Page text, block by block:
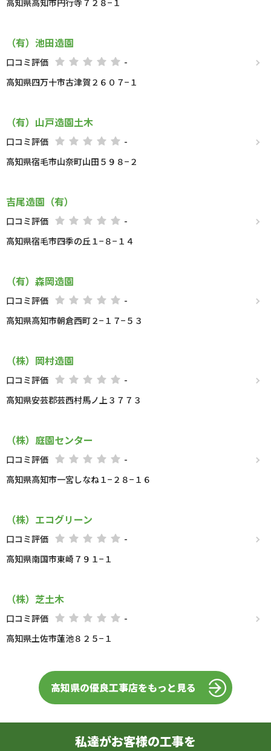
高知県高知市円行寺７２８−１
（有）池田造園
口コミ評価
-
高知県四万十市古津賀２６０７−１
（有）山戸造園土木
口コミ評価
-
高知県宿毛市山奈町山田５９８−２
吉尾造園（有）
口コミ評価
-
高知県宿毛市四季の丘１−８−１４
（有）森岡造園
口コミ評価
-
高知県高知市朝倉西町２−１７−５３
（株）岡村造園
口コミ評価
-
高知県安芸郡芸西村馬ノ上３７７３
（株）庭園センター
口コミ評価
-
高知県高知市一宮しなね１−２８−１６
（株）エコグリーン
口コミ評価
-
高知県南国市東崎７９１−１
（株）芝土木
口コミ評価
-
高知県土佐市蓮池８２５−１
高知県の優良工事店をもっと見る
私達がお客様の工事を